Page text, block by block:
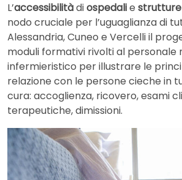
L’accessibilitàdiospedalie
nodo cruciale per l’uguaglianza di
Alessandria, Cuneo e Vercelli il
moduli formativi rivolti al personale
infermieristico per illustrare le
relazione con le persone cieche in
cura: accoglienza, ricovero, esami
terapeutiche, dimissioni.